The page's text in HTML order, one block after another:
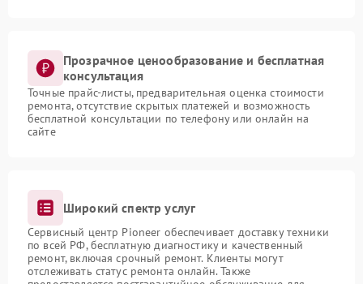
Прозрачное ценообразование и бесплатная
консультация
Точные прайс-листы, предварительная оценка стоимости
ремонта, отсутствие скрытых платежей и возможность
бесплатной консультации по телефону или онлайн на
сайте
Широкий спектр услуг
Сервисный центр Pioneer обеспечивает доставку техники
по всей РФ, бесплатную диагностику и качественный
ремонт, включая срочный ремонт. Клиенты могут
отслеживать статус ремонта онлайн. Также